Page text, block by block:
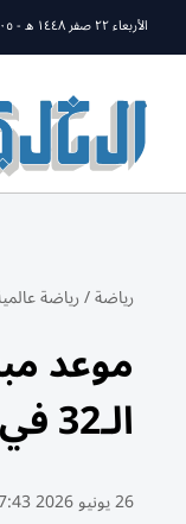
الأربعاء ٢٢ صفر ١٤٤٨ ه - ٠٥ أغسطس ٢٠٢٦
رياضة/رياضة
موعد
الـ32 في كأس العالم 2026
26 يونيو 2026 17:43 مساء